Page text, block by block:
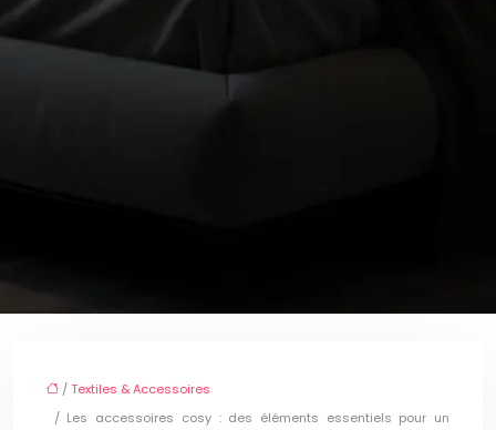
/Textiles & Accessoires
/ Les accessoires cosy : des éléments essentiels pour un